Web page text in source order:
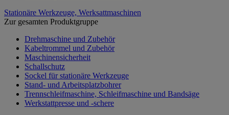
Stationäre Werkzeuge, Werksattmaschinen
Zur gesamten Produktgruppe
Drehmaschine und Zubehör
Kabeltrommel und Zubehör
Maschinensicherheit
Schallschutz
Sockel für stationäre Werkzeuge
Stand- und Arbeitsplatzbohrer
Trennschleifmaschine, Schleifmaschine und Bandsäge
Werkstattpresse und -schere